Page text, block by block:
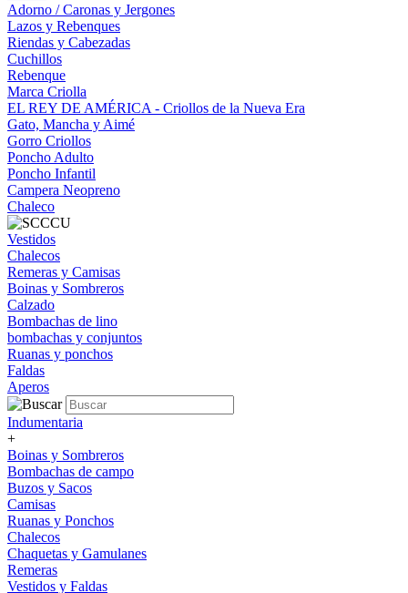
Adorno / Caronas y Jergones
Lazos y Rebenques
Riendas y Cabezadas
Cuchillos
Rebenque
Marca Criolla
EL REY DE AMÉRICA - Criollos de la Nueva Era
Gato, Mancha y Aimé
Gorro Criollos
Poncho Adulto
Poncho Infantil
Campera Neopreno
Chaleco
Vestidos
Chalecos
Remeras y Camisas
Boinas y Sombreros
Calzado
Bombachas de lino
bombachas y conjuntos
Ruanas y ponchos
Faldas
Aperos
Indumentaria
+
Boinas y Sombreros
Bombachas de campo
Buzos y Sacos
Camisas
Ruanas y Ponchos
Chalecos
Chaquetas y Gamulanes
Remeras
Vestidos y Faldas